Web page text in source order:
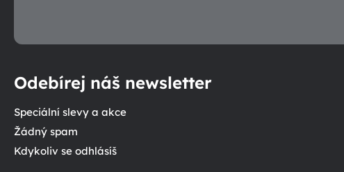
Odebírej náš newsletter
Speciální slevy a akce
Žádný spam
Kdykoliv se odhlásíš